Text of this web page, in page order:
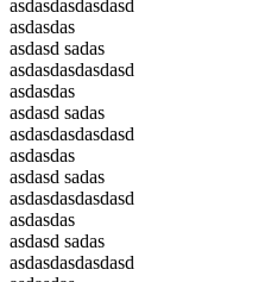
asdasdasdasdasd
asdasdas
asdasd sadas
asdasdasdasdasd
asdasdas
asdasd sadas
asdasdasdasdasd
asdasdas
asdasd sadas
asdasdasdasdasd
asdasdas
asdasd sadas
asdasdasdasdasd